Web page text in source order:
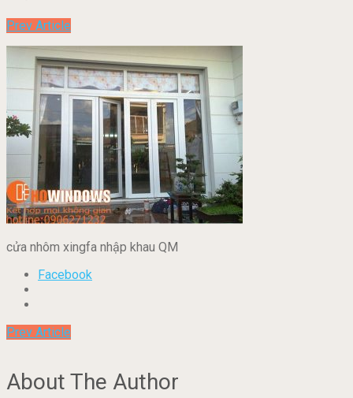
Prev Article
cửa nhôm xingfa nhập khau QM
Facebook
Prev Article
About The Author